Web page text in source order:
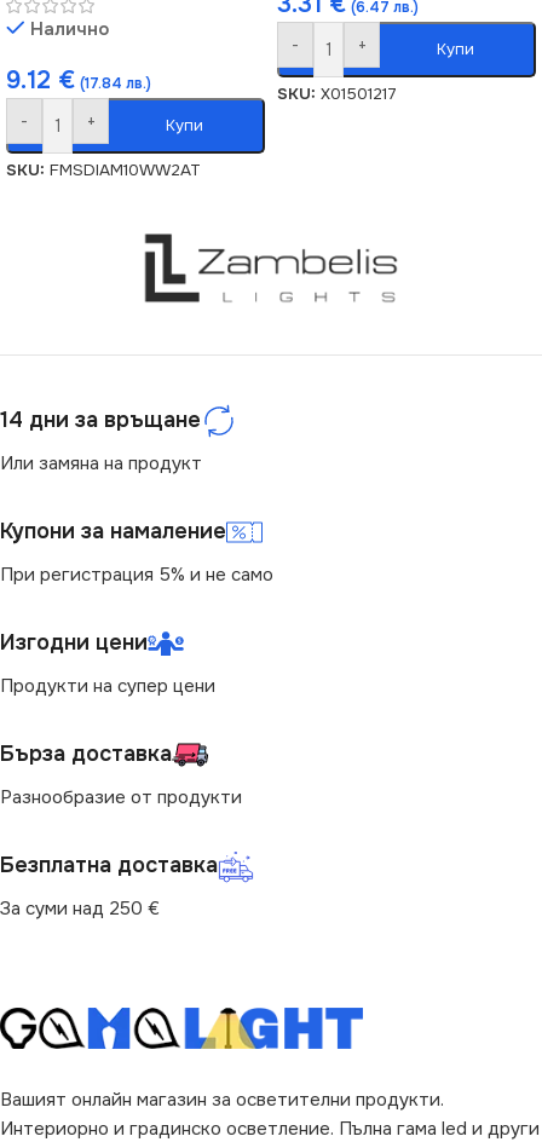
Налично
9.12 € (17.84 лв.)
- + Купи
SKU: FMSDIAM10WW2AT
(6.47 лв.)
- + Купи
SKU: X01501217
14 дни за връщане
Или замяна на продукт
Купони за намаление
При регистрация 5% и не само
Изгодни цени
Продукти на супер цени
Бърза доставка
Разнообразие от продукти
Безплатна доставка
За суми над 250 €
Вашият онлайн магазин за осветителни продукти.
Интериорно и градинско осветление. Пълна гама led и други